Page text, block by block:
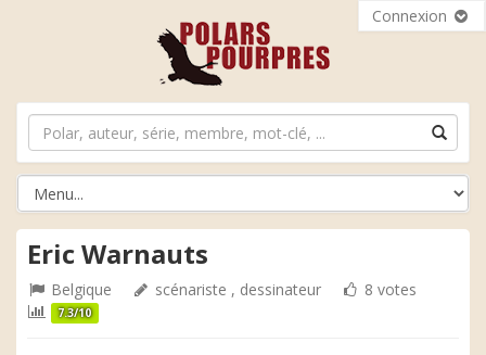
Connexion
Eric Warnauts
Belgique scénariste , dessinateur 8 votes
7.3/10